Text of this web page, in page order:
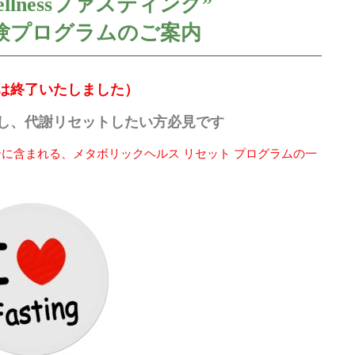
プログラムのご案内
終了いたしました）
、代謝リセットしたい方必見です
含まれる、メタボリックヘルス リセット プログラムの一